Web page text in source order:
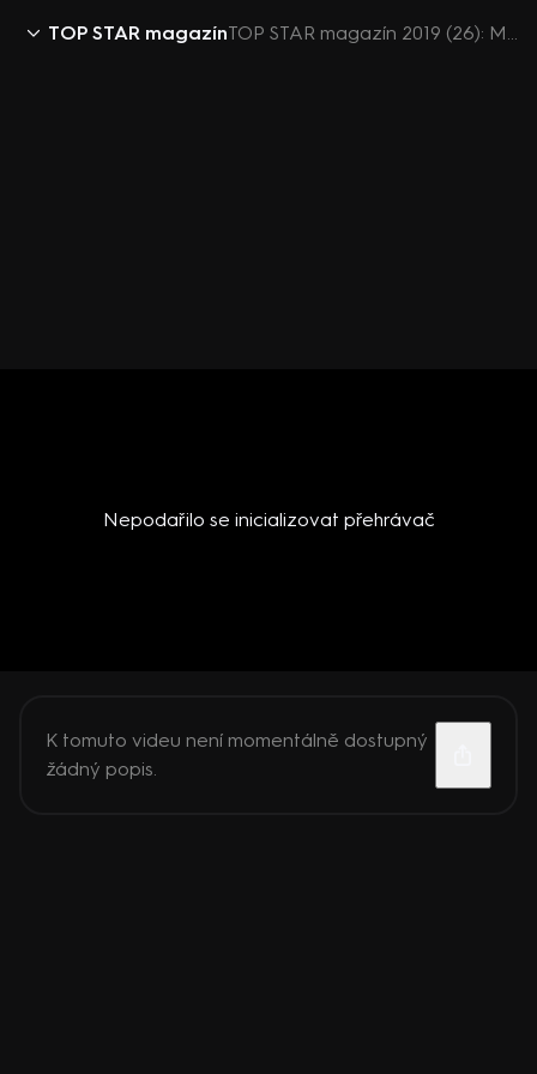
TOP STAR magazín TOP STAR magazín 2019 (26): Marian Roden - bydlení
Nepodařilo se inicializovat přehrávač
K tomuto videu není momentálně dostupný
žádný popis.